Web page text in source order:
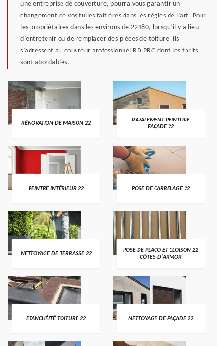
une entreprise de couverture, pourra vous garantir un
changement de vos tuiles faitières dans les règles de l’art. Pour
les propriétaires dans les environs de 22480, lorsqu’il y a lieu
d’entretenir ou de remplacer des pièces de toiture, ils
s’adressent au couvreur professionnel RD PRO dont les tarifs
sont abordables.
RÉNOVATION DE MAISON 22
RAVALEMENT PEINTURE
FAÇADE 22
PEINTRE INTÉRIEUR 22 POSE DE CARRELAGE 22
NETTOYAGE DE TERRASSE 22
POSE DE PLACO ET CLOISON 22
CÔTES-D'ARMOR
ETANCHÉITÉ TOITURE 22 NETTOYAGE DE FAÇADE 22